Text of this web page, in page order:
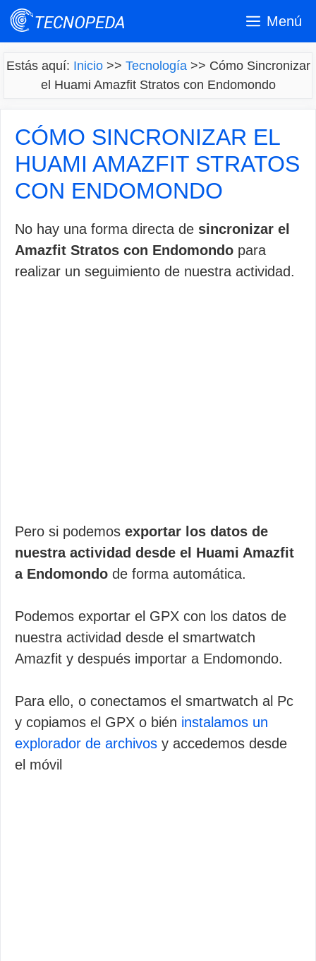
Saltar
Menú
Estás aquí: Inicio>> Tecnología>> Cómo Sincronizar
el Huami Amazfit Stratos con Endomondo
CÓMO SINCRONIZAR EL
HUAMI AMAZFIT STRATOS
CON ENDOMONDO
No hay una forma directa de sincronizar el
Amazfit Stratos con Endomondo para
realizar un seguimiento de nuestra actividad.
Pero si podemos exportar los datos de
nuestra actividad desde el Huami Amazfit
a Endomondo de forma automática.
Podemos exportar el GPX con los datos de
nuestra actividad desde el smartwatch
Amazfit y después importar a Endomondo.
Para ello, o conectamos el smartwatch al Pc
y copiamos el GPX o bién instalamos un
explorador de archivos y accedemos desde
el móvil